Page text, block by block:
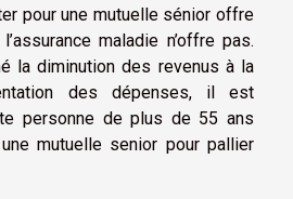
pour une mutuelle sénior offre
maladie n’offre pas.
la diminution des revenus à la
des dépenses, il est
personne de plus de 55 ans
mutuelle senior pour pallier